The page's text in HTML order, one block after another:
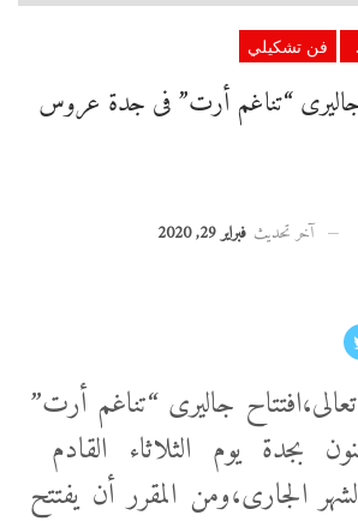
فن تشكيلي
جاليرى “تناغم أرت” فى جدة عروس
آخر تحديث فبراير 29, 2020
تعالى،افتتاح جاليرى “تناغم أرت”
بجدة يوم الثلاثاء القادم
من الشهر الجارى،ومن المقرر أن يفتتح